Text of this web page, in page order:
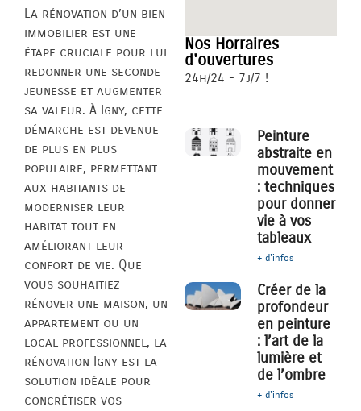
La rénovation d’un bien
immobilier est une
étape cruciale pour lui
redonner une seconde
jeunesse et augmenter
sa valeur. À Igny, cette
démarche est devenue
de plus en plus
populaire, permettant
aux habitants de
moderniser leur
habitat tout en
améliorant leur
confort de vie. Que
vous souhaitiez
rénover une maison, un
appartement ou un
local professionnel, la
rénovation Igny est la
solution idéale pour
concrétiser vos
Nos Horraires
d'ouvertures
24h/24 - 7j/7 !
Peinture
abstraite en
mouvement
: techniques
pour donner
vie à vos
tableaux
+ d'infos
Créer de la
profondeur
en peinture
: l’art de la
lumière et
de l’ombre
+ d'infos